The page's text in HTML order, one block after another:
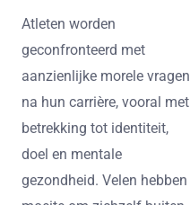
Atleten worden
geconfronteerd met
aanzienlijke morele vragen
na hun carrière, vooral met
betrekking tot identiteit,
doel en mentale
gezondheid. Velen hebben